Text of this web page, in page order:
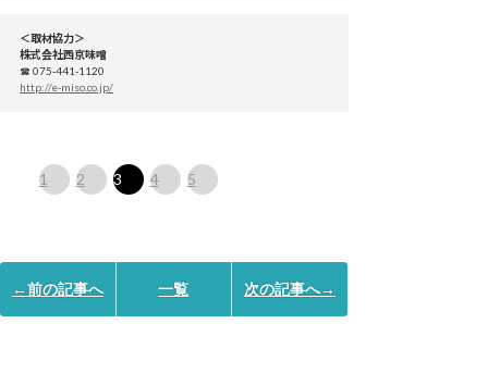
＜取材協力＞
株式会社西京味噌
☎ 075-441-1120
http://e-miso.co.jp/
1 2 3 4 5
←前の記事へ 一覧 次の記事へ→